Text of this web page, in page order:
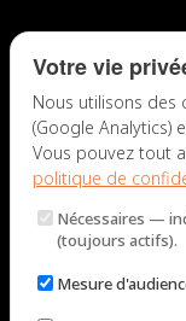
Votre vie
Nous utilisons des
(Google Analytics)
Vous pouvez tout
politique de
Nécessaires —
(toujours actifs).
Mesure